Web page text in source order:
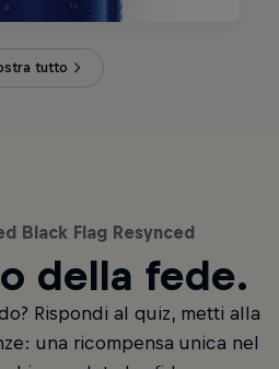
tutto
Black Flag Resynced
della fede.
Rispondi al quiz, metti alla
una ricompensa unica nel